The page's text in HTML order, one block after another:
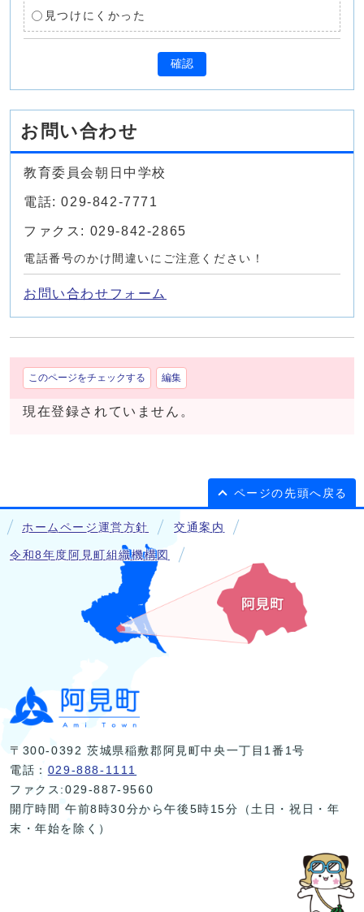
見つけにくかった
確認
お問い合わせ
教育委員会朝日中学校
電話: 029-842-7771
ファクス: 029-842-2865
電話番号のかけ間違いにご注意ください！
お問い合わせフォーム
このページをチェックする 編集
現在登録されていません。
ページの先頭へ戻る
ホームページ運営方針 交通案内
令和8年度阿見町組織機構図
〒300-0392 茨城県稲敷郡阿見町中央一丁目1番1号
電話： 029-888-1111
ファクス:029-887-9560
開庁時間 午前8時30分から午後5時15分（土日・祝日・年
末・年始を除く）